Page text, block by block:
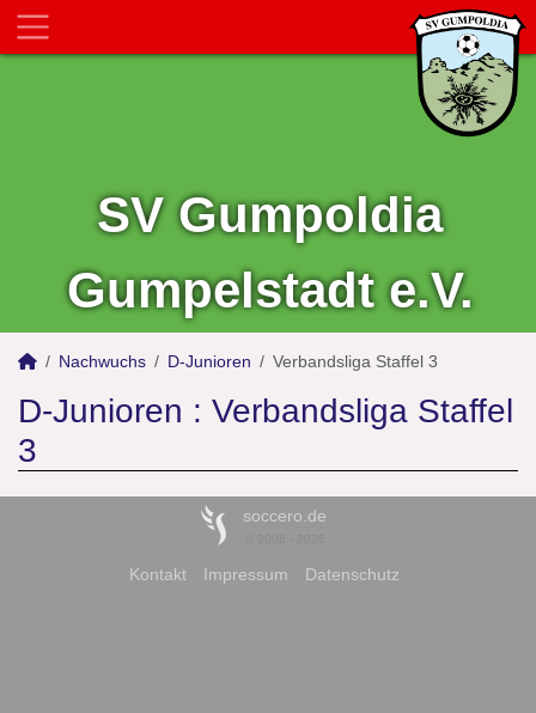
SV Gumpoldia
Gumpelstadt e.V.
Nachwuchs D-Junioren Verbandsliga Staffel 3
D-Junioren : Verbandsliga Staffel
3
soccero.de
Kontakt Impressum Datenschutz